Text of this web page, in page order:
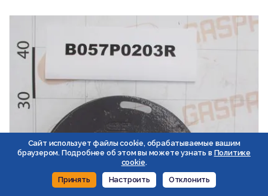
Сайт использует файлы cookie, обрабатываемые вашим
браузером. Подробнее об этом вы можете узнать в Политике
cookie.
Принять
Настроить Отклонить